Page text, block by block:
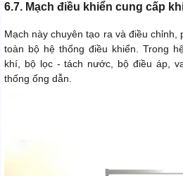
6.7. Mạch điều khiển cung cấp
Mạch này chuyên tạo ra và điều
toàn bộ hệ thống điều khiển. Trong
khí, bộ lọc - tách nước, bộ điều áp,
thống ống dẫn.